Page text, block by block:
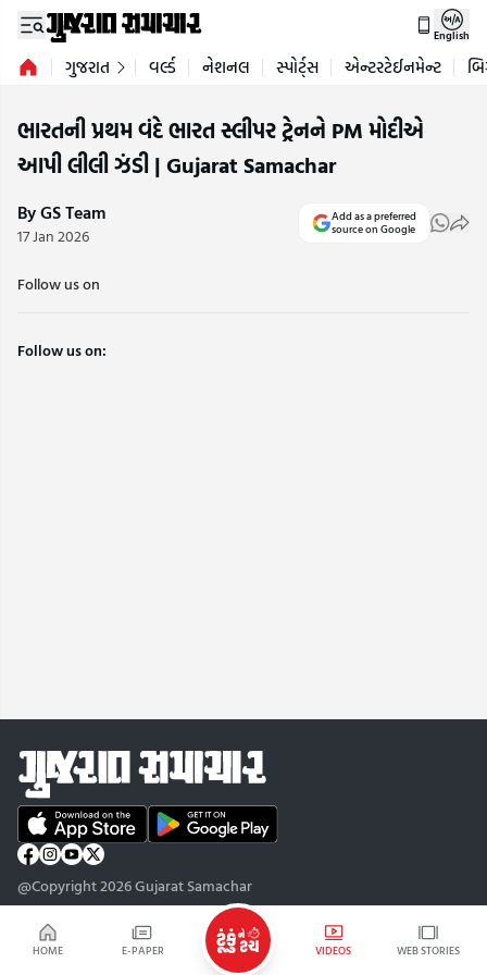
HOME E-PAPER VIDEOS WEB STORIES
English
ગુજરાત વર્લ્ડ નેશનલ સ્પોર્ટ્સ એન્ટરટેઈનમેન્ટ
ભારતની પ્રથમ વંદે ભારત સ્લીપર ટ્રેનને PM મોદીએ
આપી લીલી ઝંડી | Gujarat Samachar
By GS Team
17 Jan 2026
Add as a preferred
source on Google
Follow us on
Follow us on:
@Copyright 2026 Gujarat Samachar